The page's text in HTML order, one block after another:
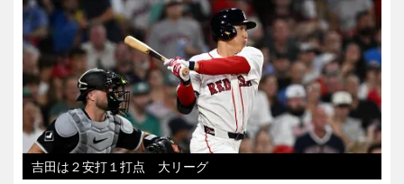
吉田は２安打１打点 大リーグ